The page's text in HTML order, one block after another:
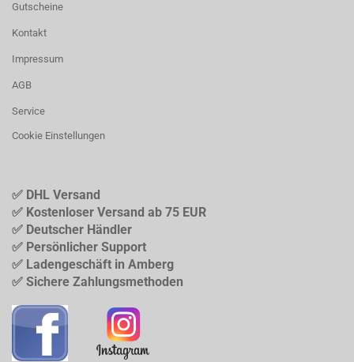
Gutscheine
Kontakt
Impressum
AGB
Service
Cookie Einstellungen
✅ DHL Versand
✅ Kostenloser Versand ab 75 EUR
✅ Deutscher Händler
✅ Persönlicher Support
✅ Ladengeschäft in Amberg
✅ Sichere Zahlungsmethoden